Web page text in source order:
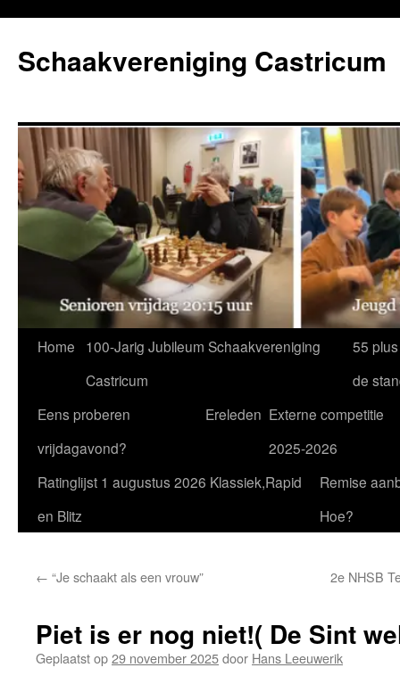
de
inhoud
Schaakvereniging Castricum
Home
100-Jarig Jubileum Schaakvereniging
Castricum
55
de
Eens proberen
vrijdagavond?
Ereleden Externe competitie
2025-2026
Ratinglijst 1 augustus 2026 Klassiek,Rapid
en Blitz
Remise
Hoe?
← “Je schaakt als een vrouw” 2e NHSB
Piet is er nog niet!( De Sint
Geplaatst op29 november 2025door Hans Leeuwerik